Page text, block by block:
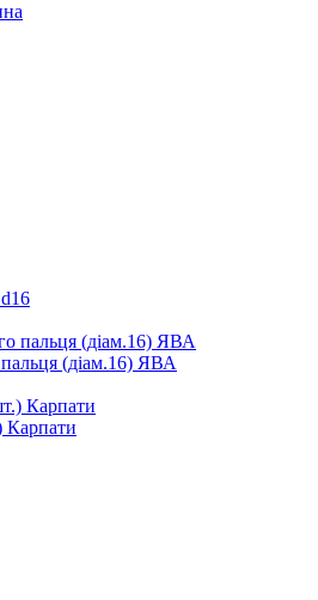
(діам.16) ЯВА
Карпати